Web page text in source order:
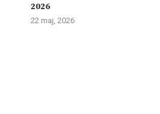
2026
22 maj, 2026